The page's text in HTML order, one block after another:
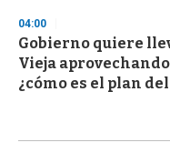
04:00
Gobierno quiere
Vieja
¿cómo es el plan del